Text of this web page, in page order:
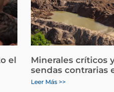
el
Minerales críticos
sendas contrarias
Leer Más >>